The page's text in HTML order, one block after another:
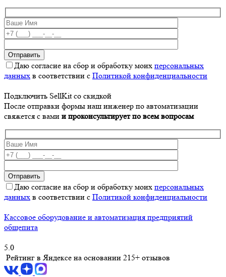
Даю согласие на сбор и обработку моих персональных
данных в соответствии с Политикой конфиденциальности
Подключить SellKit со скидкой
После отправки формы наш инженер по автоматизации
свяжется с вами и проконсультирует по всем вопросам
Даю согласие на сбор и обработку моих персональных
данных в соответствии с Политикой конфиденциальности
Кассовое оборудование и автоматизация предприятий
общепита
5.0
Рейтинг в Яндексе на основании 215+ отзывов